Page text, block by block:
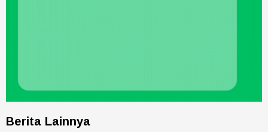
Berita Lainnya